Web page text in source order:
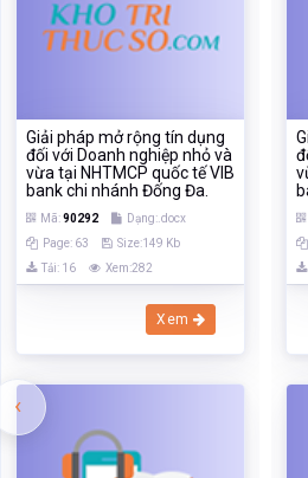
Giải pháp mở rộng tín dụng
đối với Doanh nghiệp nhỏ và
vừa tại NHTMCP quốc tế VIB
bank chi nhánh Đống Đa.
Mã:90292
Dạng:.docx
Page: 63
Size:149 Kb
Tải: 16
Xem:282
Xem
‹